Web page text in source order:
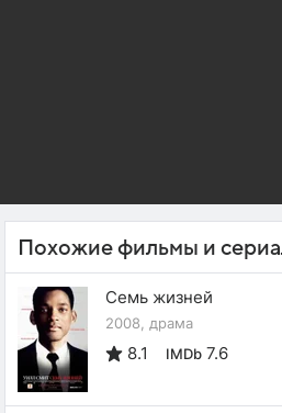
Похожие фильмы и
Семь жизней
2008, драма
8.1 IMDb 7.6